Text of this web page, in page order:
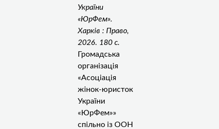
України
«ЮрФем».
Харків : Право,
2026. 180 с.
Громадська
організація
«Асоціація
жінок-юристок
України
«ЮрФем»»
спільно із ООН